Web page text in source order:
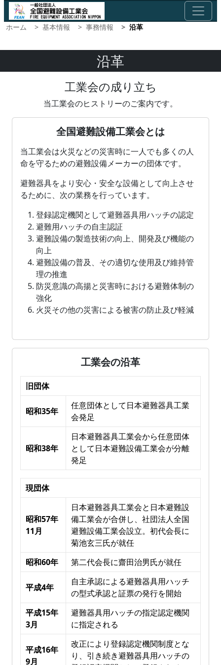
ホーム 基本情報 事務情報 沿革
沿革
工業会の成り立ち
当工業会のヒストリーのご案内です。
全国避難設備工業会とは
当工業会は火災などの災害時に一人でも多くの人
命を守るための避難設備メーカーの団体です。
避難器具をより安心・安全な設備として向上させ
るために、次の業務を行っています。
登録認定機関として避難器具用ハッチの認定
避難用ハッチの自主認証
避難設備の製造技術の向上、開発及び機能の
向上
避難設備の普及、その適切な使用及び維持管
理の推進
防災意識の高揚と災害時における避難体制の
強化
火災その他の災害による被害の防止及び軽減
工業会の沿革
旧団体
昭和35年
任意団体として日本避難器具工業
会発足
昭和38年
日本避難器具工業会から任意団体
として日本避難設備工業会が分離
発足
現団体
昭和57年
11月
日本避難器具工業会と日本避難設
備工業会が合併し、社団法人全国
避難設備工業会設立。初代会長に
菊池玄三氏が就任
昭和60年
第二代会長に齋田治男氏が就任
平成4年
自主承認による避難器具用ハッチ
の型式承認と証票の発行を開始
平成15年
3月
避難器具用ハッチの指定認定機関
に指定される
平成16年
9月
改正により登録認定機関制度とな
り、引き続き避難器具用ハッチの